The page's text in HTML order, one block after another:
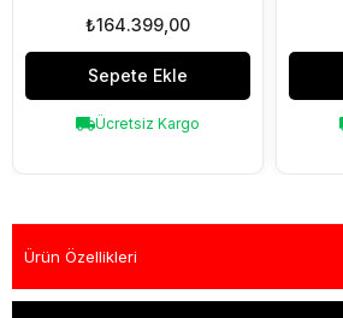
₺164.399,00
Sepete Ekle
Ücretsiz Kargo
Ürün Özellikleri